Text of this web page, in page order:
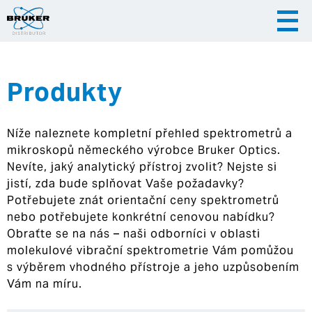
|
Hrvatska
Produkty
Níže naleznete kompletní přehled spektrometrů a
mikroskopů německého výrobce Bruker Optics.
Nevíte, jaký analytický přístroj zvolit? Nejste si
jistí, zda bude splňovat Vaše požadavky?
Potřebujete znát orientační ceny spektrometrů
nebo potřebujete konkrétní cenovou nabídku?
Obraťte se na nás – naši odborníci v oblasti
molekulové vibrační spektrometrie Vám pomůžou
s výběrem vhodného přístroje a jeho uzpůsobením
Vám na míru.